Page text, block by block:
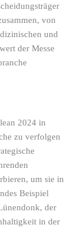
von
und
der Messe
2024 in
zu verfolgen
um sie in
Beispiel
der
in der